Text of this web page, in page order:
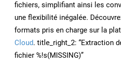
fichiers, simplifiant ainsi les
une flexibilité inégalée.
formats pris en charge sur la
Cloud. title_right_2: “Extraction
fichier %!s(MISSING)”